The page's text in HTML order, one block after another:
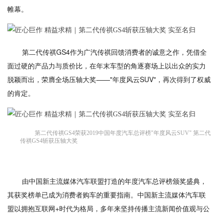
帷幕。
第二代传祺GS4作为广汽传祺回馈消费者的诚意之作，凭借全
面过硬的产品力与质价比，在年末车型的角逐赛场上以出众的实力
脱颖而出，荣膺全场压轴大奖——"年度风云SUV"，再次得到了权威
的肯定。
第二代传祺GS4荣获2019中国年度汽车总评榜"年度风云SUV" 第二代
传祺GS4斩获压轴大奖
由中国新主流媒体汽车联盟打造的年度汽车总评榜颁奖盛典，
其获奖榜单已成为消费者购车的重要指南。中国新主流媒体汽车联
盟以拥抱互联网+时代为格局，多年来坚持传播主流新闻价值观与公